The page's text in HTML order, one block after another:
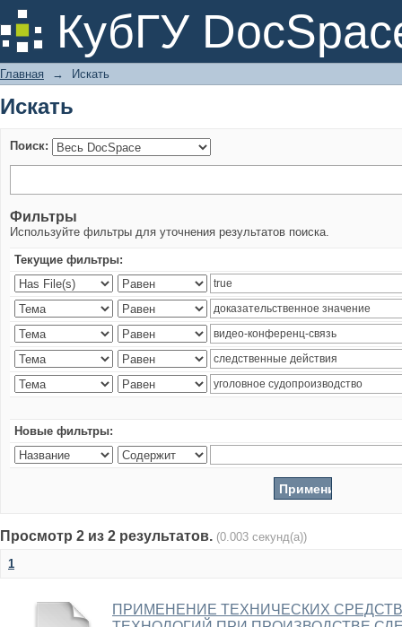
КубГУ
Искать
Главная → Искать
Искать
Поиск:
Фильтры
Используйте фильтры для уточнения результатов поиска.
Текущие фильтры:
Новые фильтры:
Просмотр 2 из 2 результатов. (0.003 секунд(а))
1
ПРИМЕНЕНИЕ ТЕХНИЧЕСКИХ